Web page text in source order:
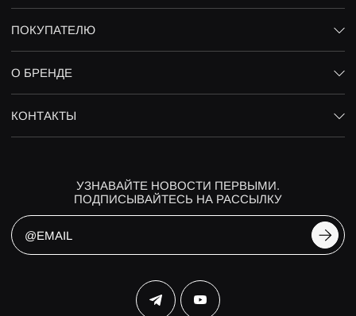
ПОКУПАТЕЛЮ
О БРЕНДЕ
КОНТАКТЫ
УЗНАВАЙТЕ НОВОСТИ ПЕРВЫМИ.
ПОДПИСЫВАЙТЕСЬ НА РАССЫЛКУ